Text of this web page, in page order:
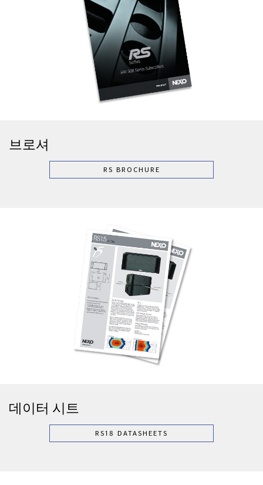
브로셔
RS BROCHURE
데이터 시트
RS18 DATASHEETS